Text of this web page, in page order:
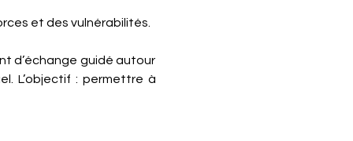
et des vulnérabilités.
d’échange guidé autour
L’objectif : permettre à